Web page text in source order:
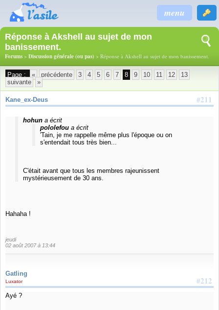
menu
Réponse à Akshell au sujet de mon
banissement.
Forums > Discussion générale (ou pas) > Réponse à Akshell au sujet de mon banissement.
Page : « précédente 3 4 5 6 7 8 9 10 11 12
13
suivante
»
#211
Kane_ex-Deus
hohuna écrit
pololefou a écrit
'Tain, je me rappelle même plus l'époque ou on
s'entendait tous très bien...
C'était avant que tous les membres rajeunissent
mystérieusement de 30 ans.
Hahaha !
jeudi
02 août 2007 à 13:44
Gatling
#212
Luxator
Ayé ?